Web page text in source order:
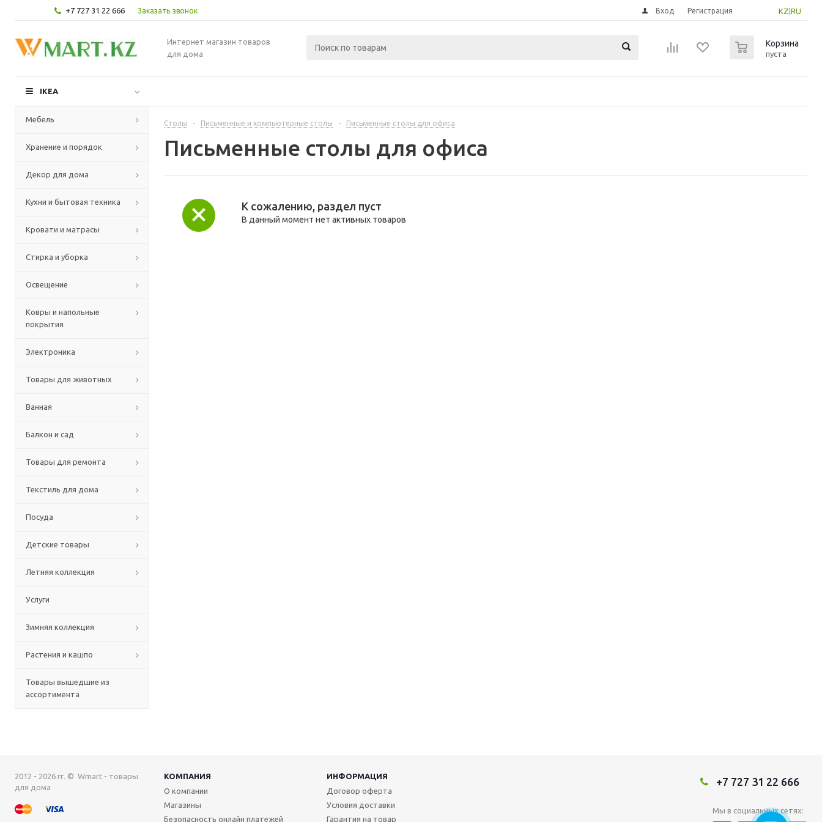
+7 727 31 22 666 Заказать звонок KZ RU
Вход Регистрация
Интернет магазин товаров
для дома
Корзина
пуста
IKEA
Мебель
Хранение и порядок
Декор для дома
Кухни и бытовая техника
Кровати и матрасы
Стирка и уборка
Освещение
Ковры и напольные
покрытия
Электроника
Товары для животных
Ванная
Балкон и сад
Товары для ремонта
Текстиль для дома
Посуда
Детские товары
Летняя коллекция
Услуги
Зимняя коллекция
Растения и кашпо
Товары вышедшие из
ассортимента
Столы - Письменные и компьютерные столы - Письменные столы для офиса
Письменные столы для офиса
К сожалению, раздел пуст
В данный момент нет активных товаров
2012 - 2026 гг. © Wmart - товары
для дома
КОМПАНИЯ
ИНФОРМАЦИЯ
О компании
Магазины
Безопасность онлайн платежей
Договор оферта
Условия доставки
Гарантия на товар
+7 727 31 22 666
Мы в социальных сетях: